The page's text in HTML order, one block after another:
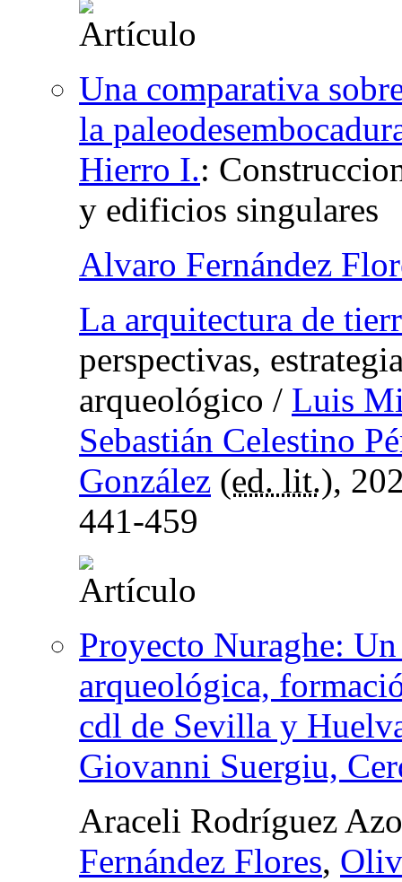
Una comparativa
la
Hierro I.:
y edificios singulares
Alvaro Fernández
La arquitectura de
perspectivas,
arqueológico / Luis
Sebastián Celestino
González (ed. lit.),
441-459
Proyecto Nuraghe:
arqueológica,
cdl de Sevilla y
Giovanni Suergiu,
Araceli Rodríguez
Fernández Flores,